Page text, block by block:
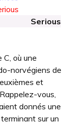
Serious
où une
norvégiens de
et
vous,
donnés une
sur un